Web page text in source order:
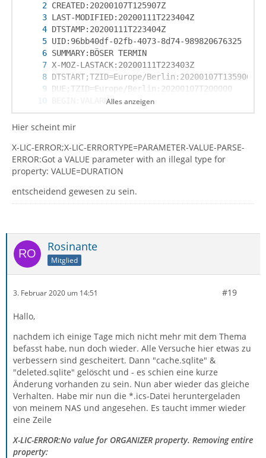
Alles anzeigen
Hier scheint mir
X-LIC-ERROR;X-LIC-ERRORTYPE=PARAMETER-VALUE-PARSE-
ERROR:Got a VALUE parameter with an illegal type for
property: VALUE=DURATION
entscheidend gewesen zu sein.
Rosinante
Mitglied
3. Februar 2020 um 14:51 #19
Hallo,
nachdem ich einige Tage mich nicht mehr mit dem Thema
befasst habe, nun doch wieder. Alle Versuche hier etwas zu
verbessern sind gescheitert. Dann "cache.sqlite" &
"deleted.sqlite" gelöscht und - es schien eine kurze
Änderung vorhanden zu sein. Nun aber wieder das gleiche
Verhalten. Habe mir nun die *.ics-Datei heruntergeladen
von meinem NAS und angesehen. Es taucht immer wieder
eine Zeile
X-LIC-ERROR:No value for ORGANIZER property. Removing entire
property: